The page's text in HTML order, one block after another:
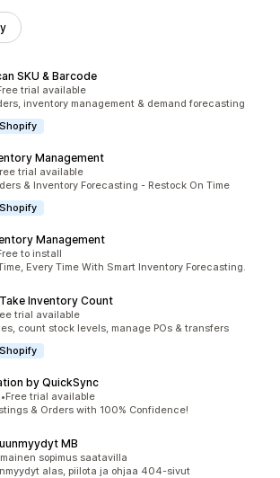
SKU & Barcode
yhteensä
trial available
inventory management & demand forecasting
Management
yhteensä
trial available
& Inventory Forecasting - Restock On Time
Management
yhteensä
to install
Every Time With Smart Inventory Forecasting.
Inventory Count
yhteensä
trial available
count stock levels, manage POs & transfers
by QuickSync
yhteensä
•Free trial available
& Orders with 100% Confidence!
MB
yhteensäsopimus saatavilla
alas, piilota ja ohjaa 404-sivut